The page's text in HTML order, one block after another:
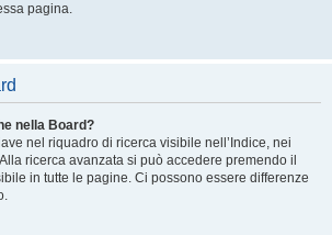
pagina.
nella Board?
nel riquadro di ricerca visibile nell’Indice, nei
ricerca avanzata si può accedere premendo il
in tutte le pagine. Ci possono essere differenze